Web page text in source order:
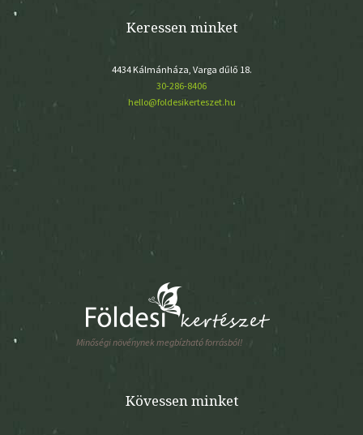
Keressen minket
4434 Kálmánháza, Varga dűlő 18.
30-286-8406
hello@foldesikerteszet.hu
Minőségi növénynek megbízható forrásból!
Kövessen minket